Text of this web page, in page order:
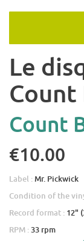
Le
Count
Count
€10.00
Label : Mr. Pickwick
Condition of the
Record format : 12"
RPM : 33 rpm